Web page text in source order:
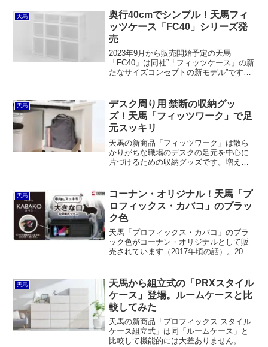
けでなく、フラップ扉が天板下にスライ
ドインする構造なので、開け...
天馬
奥行40cmでシンプル！天馬フィ
ッツケース「FC40」シリーズ発
売
2023年9月から販売開始予定の天馬
「FC40」は同社”「フィッツケース」の新
たなサイズコンセプトの新モデル”です。
ーのラインナップが多いのが魅力。仕様
はむしろフィッツユニットに近くて、そ
れでいて価格は決して高くありません。
天馬
デスク周り用 禁断の収納グッ
ズ！天馬「フィッツワーク」で足
元スッキリ
天馬の新商品「フィッツワーク」は散ら
かりがちな職場のデスクの足元を中心に
片づけるための収納グッズです。増えす
収納するスペースを提供してくれます。
天馬
コーナン・オリジナル！天馬「プ
ロフィックス・カバコ」のブラッ
ク色
天馬「プロフィックス・カバコ」のブラ
ック色がコーナン・オリジナルとして販
売されています（2017年頃の話）。2023
天馬
天馬から組立式の「PRXスタイル
ケース」登場。ルームケースと比
較してみた
天馬の新商品「プロフィックス スタイル
ケース組立式」は同「ルームケース」と
比較して機能的には大差ありません。た